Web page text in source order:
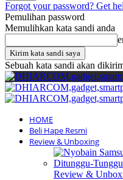
Forgot your password? Get
Pemulihan password
Memulihkan kata sandi anda
Sebuah kata sandi akan
HOME
Beli Hape Resmi
Review & Unboxing
Review &